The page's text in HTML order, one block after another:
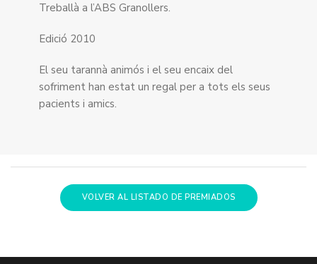
Treballà a l’ABS Granollers.
Edició 2010
El seu tarannà animós i el seu encaix del
sofriment han estat un regal per a tots els seus
pacients i amics.
VOLVER AL LISTADO DE PREMIADOS